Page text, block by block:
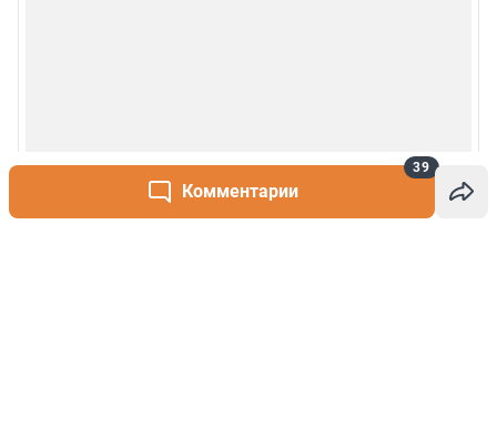
Комментарии
39